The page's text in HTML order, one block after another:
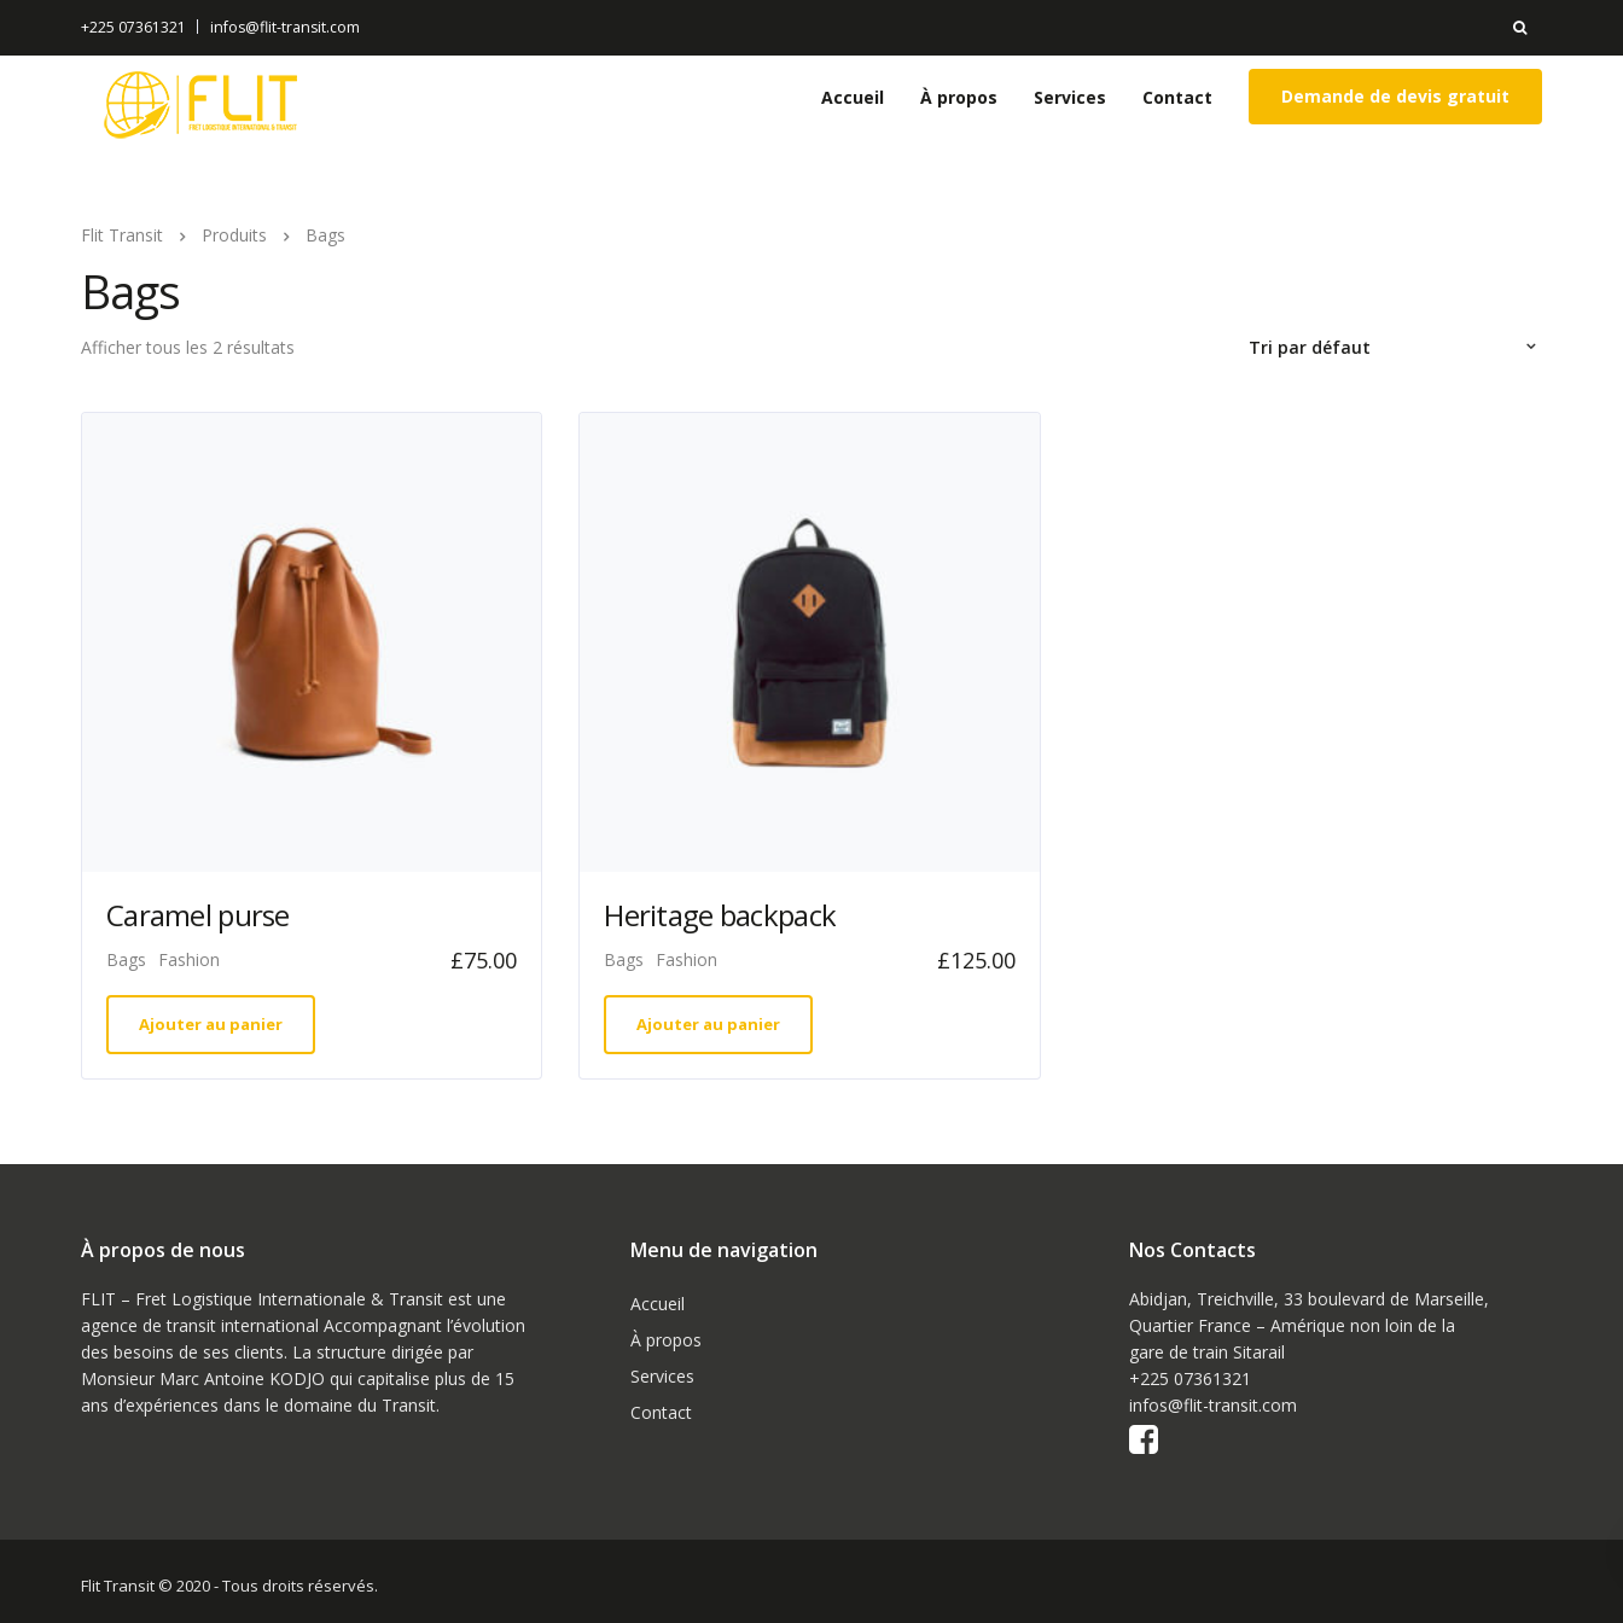
+225 07361321 infos@flit-transit.com Rechercher :
Accueil À propos Services Contact Demande de devis gratuit
Flit Transit Produits Bags
Bags
Afficher tous les 2 résultats
Caramel purse
Bags Fashion £75.00
Ajouter au panier
Heritage backpack
Bags Fashion £125.00
Ajouter au panier
À propos de nous
FLIT – Fret Logistique Internationale & Transit est une
agence de transit international Accompagnant l’évolution
des besoins de ses clients. La structure dirigée par
Monsieur Marc Antoine KODJO qui capitalise plus de 15
ans d’expériences dans le domaine du Transit.
Menu de navigation
Accueil
À propos
Services
Contact
Nos Contacts
Abidjan, Treichville, 33 boulevard de Marseille,
Quartier France – Amérique non loin de la
gare de train Sitarail
+225 07361321
infos@flit-transit.com
Flit Transit © 2020 - Tous droits réservés.